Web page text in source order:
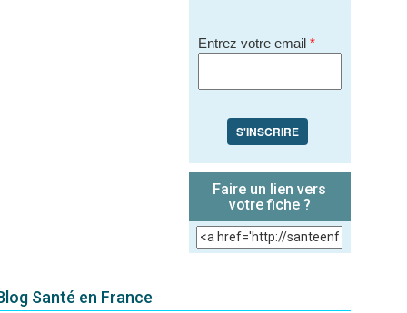
Entrez votre email *
S'INSCRIRE
Faire un lien vers
votre fiche ?
Santé en France